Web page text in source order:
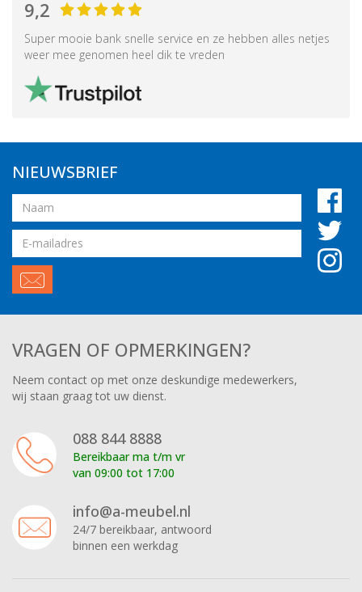
9,2
Super mooie bank snelle service en ze hebben alles netjes
weer mee genomen heel dik te vreden
NIEUWSBRIEF
Naam
Email
adres
VRAGEN OF OPMERKINGEN?
Neem contact op met onze deskundige medewerkers,
wij staan graag tot uw dienst.
088 844 8888
Bereikbaar ma t/m vr
van 09:00 tot 17:00
info@a-meubel.nl
24/7 bereikbaar, antwoord
binnen een werkdag